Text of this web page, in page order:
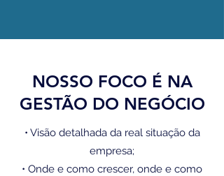
NOSSO FOCO É NA
GESTÃO DO NEGÓCIO
• Visão detalhada da real situação da
empresa;
• Onde e como crescer, onde e como